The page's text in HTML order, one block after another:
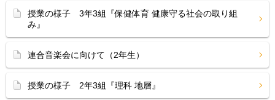
授業の様子 3年3組『保健体育 健康守る社会の取り組
み』
連合音楽会に向けて（2年生）
授業の様子 2年3組『理科 地層』